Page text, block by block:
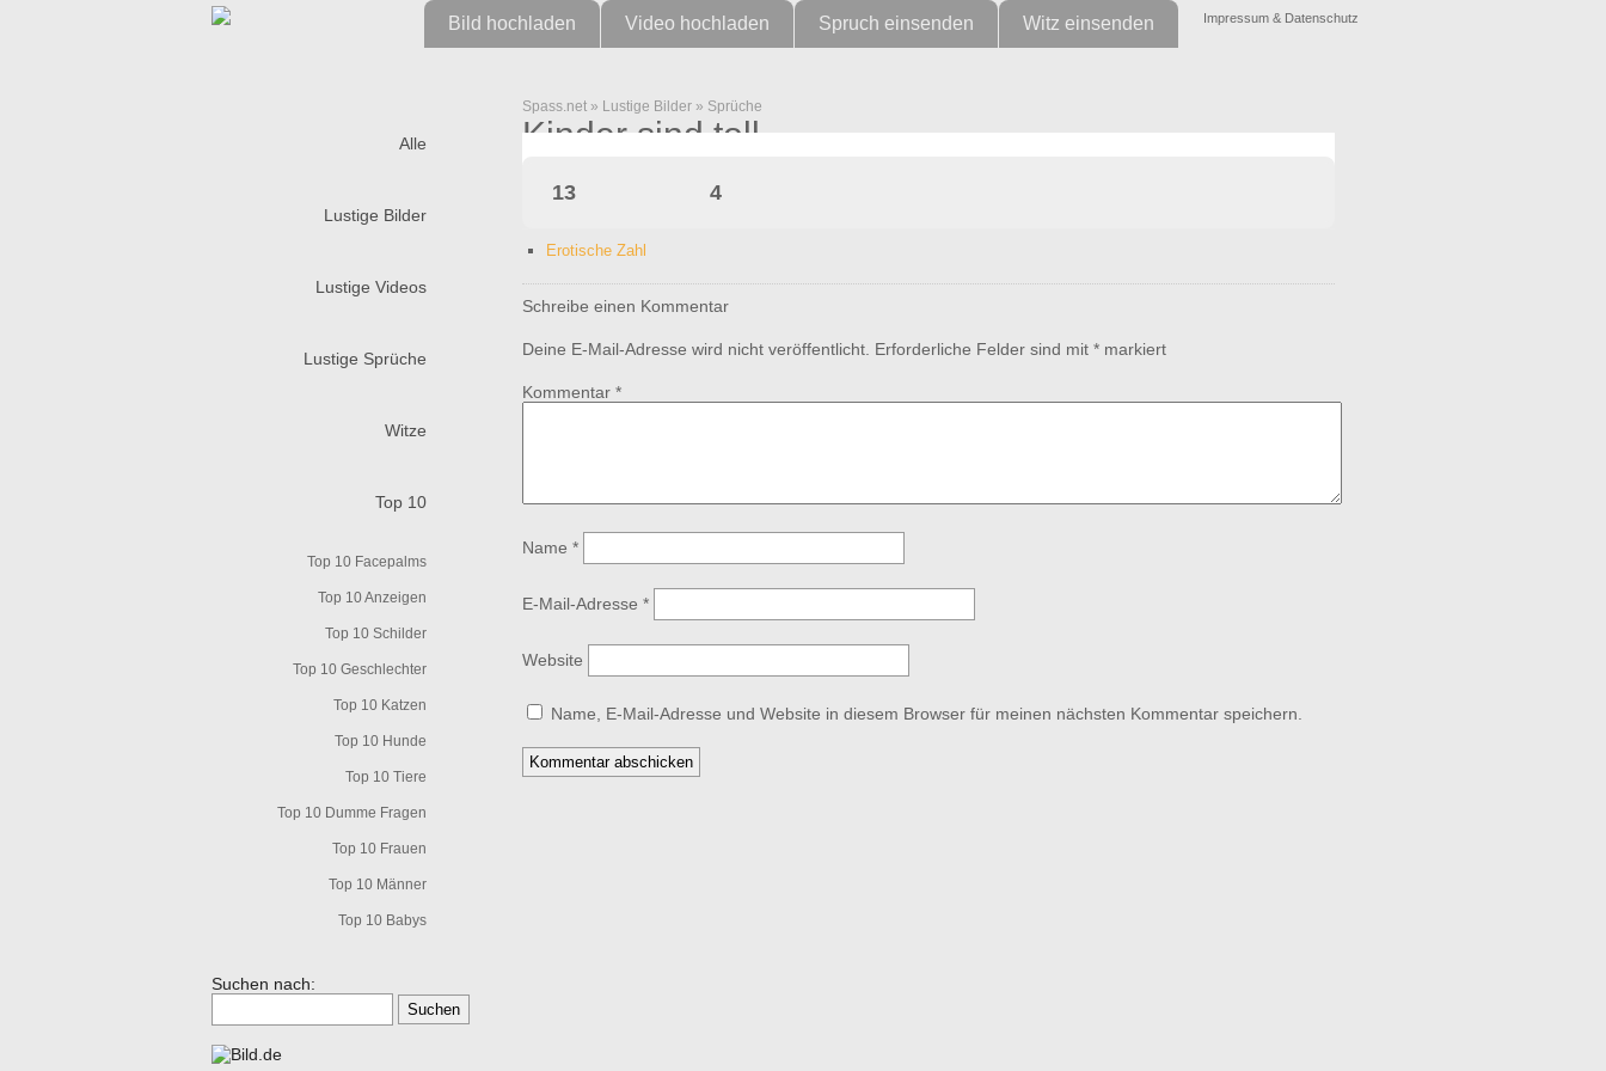
Impressum & Datenschutz
Bild hochladen Video hochladen Spruch einsenden Witz einsenden
Alle
Lustige Bilder
Lustige Videos
Lustige Sprüche
Witze
Top 10
Top 10 Facepalms
Top 10 Anzeigen
Top 10 Schilder
Top 10 Geschlechter
Top 10 Katzen
Top 10 Hunde
Top 10 Tiere
Top 10 Dumme Fragen
Top 10 Frauen
Top 10 Männer
Top 10 Babys
Suchen nach:
Spass.net » Lustige Bilder » Sprüche
Kinder sind toll…
13 4
Erotische Zahl
Schreibe einen Kommentar
Deine E-Mail-Adresse wird nicht veröffentlicht. Erforderliche Felder sind mit * markiert
Kommentar *
Name *
E-Mail-Adresse *
Website
Name, E-Mail-Adresse und Website in diesem Browser für meinen nächsten Kommentar speichern.